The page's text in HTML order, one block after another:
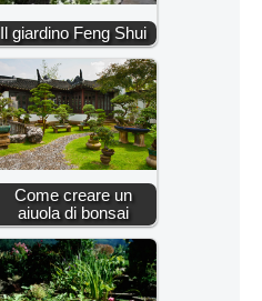
Il giardino Feng Shui
Come creare un
aiuola di bonsai